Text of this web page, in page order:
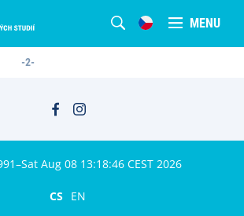
MENU
-2-
Aug 08 13:18:46 CEST 2026
CS EN